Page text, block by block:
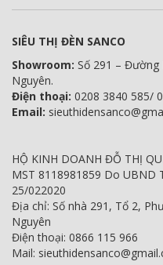
SIÊU THỊ ĐÈN SANCO
Showroom: Số 291 – Đường
Nguyên.
Điện thoại: 0208 3840 585/
Email:
HỘ KINH DOANH ĐỖ THỊ
MST 8118981859 Do UBND
25/022020
Địa chỉ: Số nhà 291, Tổ 2,
Nguyên
Điện thoại: 0866 115 966
Mail: